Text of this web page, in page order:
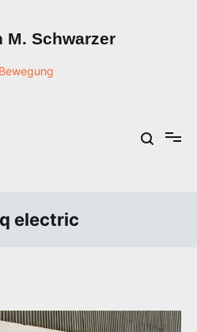
M. Schwarzer
electric